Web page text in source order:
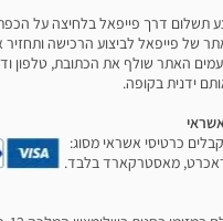
של פייפאל לביצוע הרכישה
האתר שולף את הכתובת, טלפון
ידנית בקופה.
כרטיסי אשראי מסוג:
מאסטרקארד בלבד.